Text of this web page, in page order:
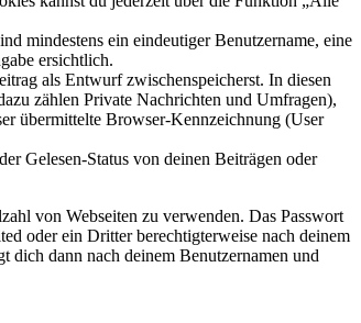
mindestens ein eindeutiger Benutzername, eine
ersichtlich.
als Entwurf zwischenspeicherst. In diesen
zählen Private Nachrichten und Umfragen),
übermittelte Browser-Kennzeichnung (User
Gelesen-Status von deinen Beiträgen oder
von Webseiten zu verwenden. Das Passwort
oder ein Dritter berechtigterweise nach deinem
dich dann nach deinem Benutzernamen und